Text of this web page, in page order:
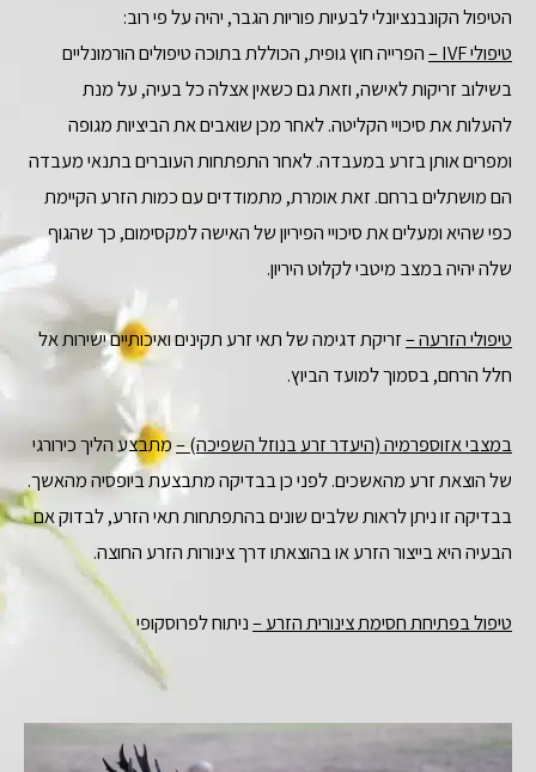
הטיפול הקונבנציונלי לבעיות פוריות הגבר, יהיה על פי רוב:
טיפולי IVF –
הפרייה חוץ גופית, הכוללת בתוכה טיפולים הורמונליים
בשילוב זריקות לאישה, וזאת גם כשאין אצלה כל בעיה, על מנת
להעלות את סיכויי הקליטה. לאחר מכן שואבים את הביציות מגופה
ומפרים אותן בזרע במעבדה. לאחר התפתחות העוברים בתנאי מעבדה
הם מושתלים ברחם. זאת אומרת, מתמודדים עם כמות הזרע הקיימת
כפי שהיא ומעלים את סיכויי הפיריון של האישה למקסימום, כך שהגוף
שלה יהיה במצב מיטבי לקלוט היריון.
טיפולי הזרעה –זריקת דגימה של תאי זרע תקינים ואיכותיים ישירות אל
חלל הרחם, בסמוך למועד הביוץ.
במצבי אזוספרמיה (היעדר זרע בנוזל השפיכה) –מתבצע הליך כירורגי
של הוצאת זרע מהאשכים. לפני כן בבדיקה מתבצעת ביופסיה מהאשך.
בבדיקה זו ניתן לראות שלבים שונים בהתפתחות תאי הזרע, לבדוק אם
הבעיה היא בייצור הזרע או בהוצאתו דרך צינורות הזרע החוצה.
טיפול בפתיחת חסימת צינורית הזרע –ניתוח לפרוסקופי